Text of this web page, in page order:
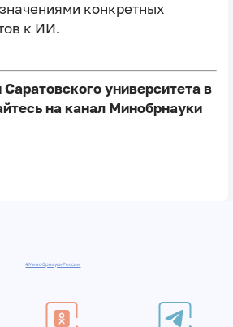
конкретных
к ИИ.
университета в
на канал Минобрнауки
#МинобрнаукиРоссии